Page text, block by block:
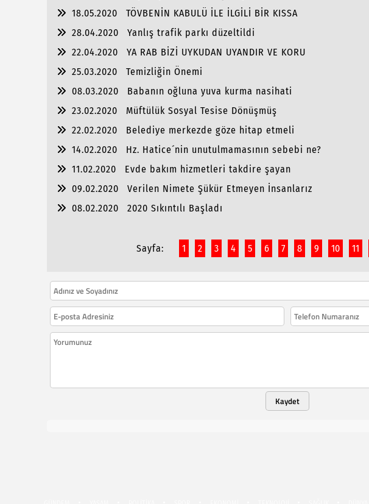
18.05.2020
TÖVBENİN KABULÜ İLE İLGİLİ BİR KISSA
28.04.2020
Yanlış trafik parkı düzeltildi
22.04.2020
YA RAB BİZİ UYKUDAN UYANDIR VE KORU
25.03.2020
Temizliğin Önemi
08.03.2020
Babanın oğluna yuva kurma nasihati
23.02.2020
Müftülük Sosyal Tesise Dönüşmüş
22.02.2020
Belediye merkezde göze hitap etmeli
14.02.2020
Hz. Hatice´nin unutulmamasının sebebi ne?
11.02.2020
Evde bakım hizmetleri takdire şayan
09.02.2020
Verilen Nimete Şükür Etmeyen İnsanlarız
08.02.2020
2020 Sıkıntılı Başladı
Sayfa: 1 2 3 4 5 6 7 8 9 10 11
Kaydet